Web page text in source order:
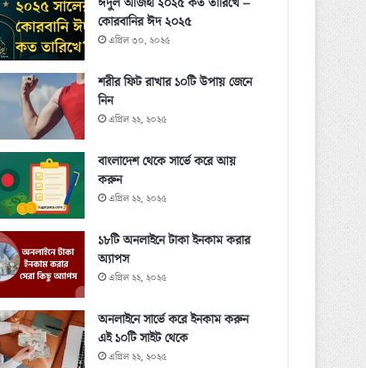
ঈদুল আজহা ২০২৫ কত তারিখে –
কোরবানির ঈদ ২০২৫
এপ্রিল ৩০, ২০২৫
শরীর ফিট রাখার ১০টি উপায় জেনে
নিন
এপ্রিল ২২, ২০২৫
বাংলাদেশ থেকে সার্ভে করে আয়
করুন
এপ্রিল ২২, ২০২৫
১৮টি অনলাইনে টাকা ইনকাম করার
অ্যাপস
এপ্রিল ২২, ২০২৫
অনলাইনে সার্ভে করে ইনকাম করুন
এই ১০টি সাইট থেকে
এপ্রিল ২২, ২০২৫